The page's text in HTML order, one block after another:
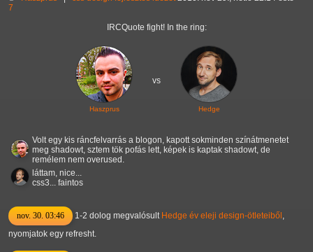
7
IRCQuote fight! In the ring:
Haszprus
vs
Hedge
Volt egy kis ráncfelvarrás a blogon, kapott sokminden színátmenetet
meg shadowt, sztem tök pofás lett, képek is kaptak shadowt, de
remélem nem overused.
láttam, nice...
css3... faintos
nov. 30. 03:46 1-2 dolog megvalósult Hedge év eleji design-ötleteiből ,
nyomjatok egy refresht.